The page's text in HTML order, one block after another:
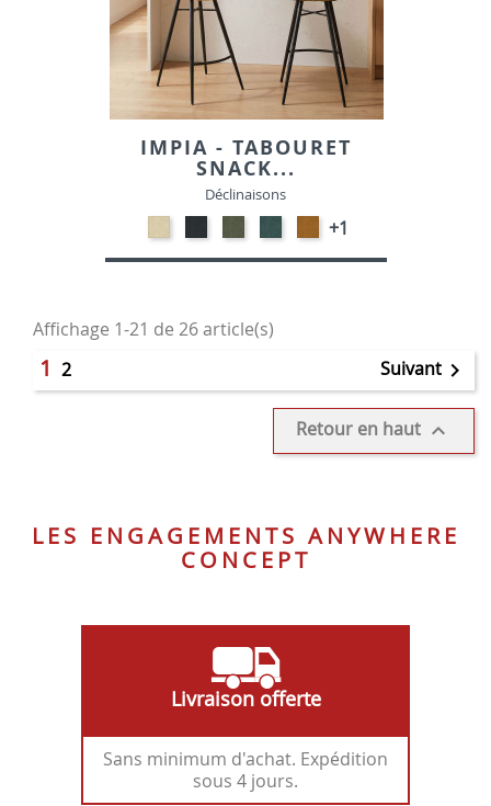
IMPIA - TABOURET
SNACK...
Déclinaisons
VELOURSVELOURSHUNTER-
VELOURS
PETROL-
VELOURS
GOLD
-
VELOURS
+1
Affichage 1-21 de 26 article(s)
1 2 Suivant 
Retour en haut 
LES ENGAGEMENTS ANYWHERE
CONCEPT
Livraison offerte
Sans minimum d'achat. Expédition
sous 4 jours.